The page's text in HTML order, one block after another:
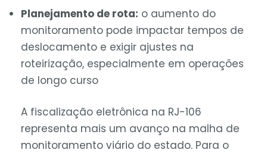
Planejamento de rota: o aumento do
monitoramento pode impactar tempos de
deslocamento e exigir ajustes na
roteirização, especialmente em operações
de longo curso
A fiscalização eletrônica na RJ-106
representa mais um avanço na malha de
monitoramento viário do estado. Para o